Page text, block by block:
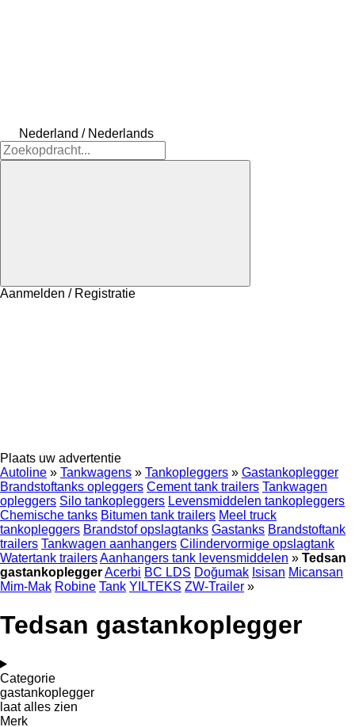
Nederland / Nederlands
Aanmelden / Registratie
Plaats uw advertentie
Autoline » Tankwagens » Tankopleggers » Gastankoplegger
Brandstoftanks opleggers Cement tank trailers Tankwagen
opleggers Silo tankopleggers Levensmiddelen tankopleggers
Chemische tanks Bitumen tank trailers Meel truck
tankopleggers Brandstof opslagtanks Gastanks Brandstoftank
trailers Tankwagen aanhangers Cilindervormige opslagtank
Watertank trailersAanhangers tank levensmiddelen » Tedsan
gastankopleggerAcerbi BC LDS Doğumak Isisan Micansan
Mim-Mak Robine Tank YILTEKS ZW-Trailer »
Tedsan gastankoplegger
Categorie
gastankoplegger
laat alles zien
Merk